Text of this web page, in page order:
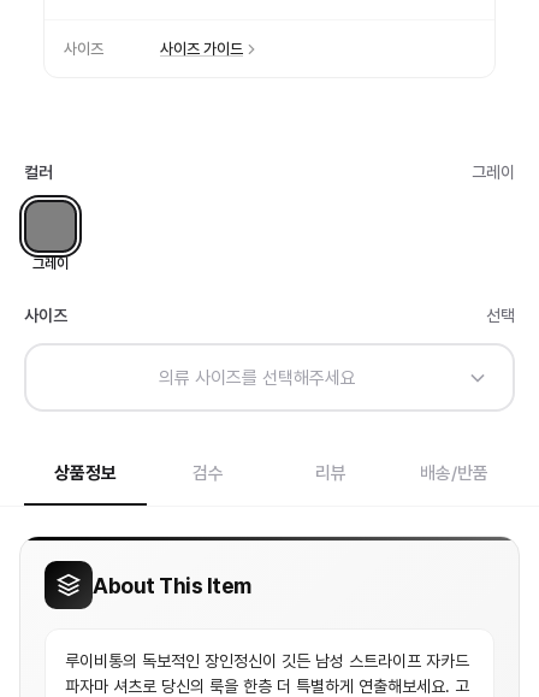
사이즈 사이즈 가이드
컬러 그레이
그레이
사이즈 선택
의류 사이즈를 선택해주세요
상품정보 검수 리뷰 배송/반품
About This Item
루이비통의 독보적인 장인정신이 깃든 남성 스트라이프 자카드
파자마 셔츠로 당신의 룩을 한층 더 특별하게 연출해보세요. 고